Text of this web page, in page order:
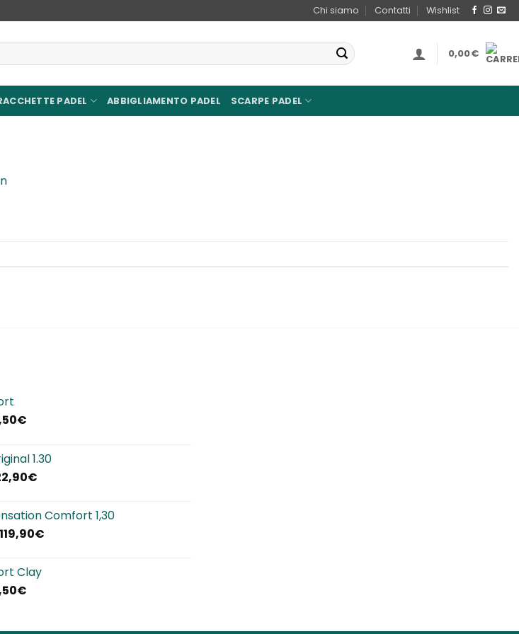
Chi siamo Contatti Wishlist
0,00€
PADEL ABBIGLIAMENTO PADEL SCARPE PADEL
€Il
è:
8,50€.
1.30
25,00€.
€Il
è:
22,90€.
Comfort 1,30
Il
119,90€Il
Clay
€Il